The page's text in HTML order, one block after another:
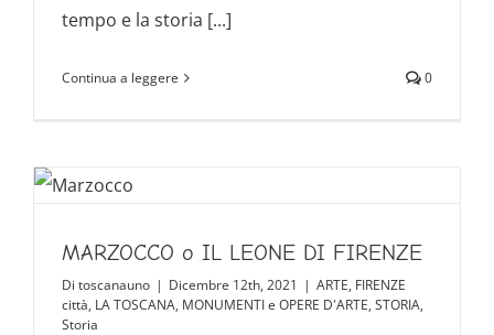
tempo e la storia [...]
Continua a leggere 0
MARZOCCO o IL LEONE DI FIRENZE
Di toscanauno | Dicembre 12th, 2021 | ARTE, FIRENZE
città, LA TOSCANA, MONUMENTI e OPERE D'ARTE, STORIA,
Storia